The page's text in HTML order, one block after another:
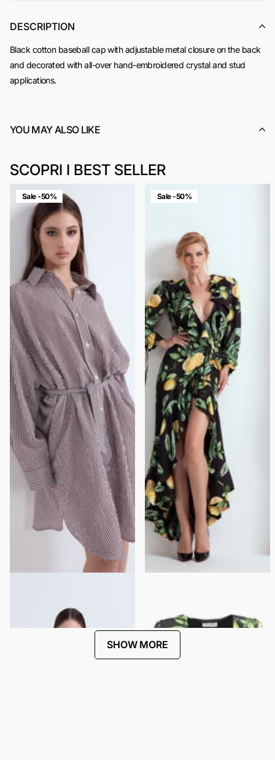
DESCRIPTION
Black cotton baseball cap with adjustable metal closure on the back
and decorated with all-over hand-embroidered crystal and stud
applications.
YOU MAY ALSO LIKE
SCOPRI I BEST SELLER
Sale -50%
$270.00$135.00
Sale -50%
SHOW MORE